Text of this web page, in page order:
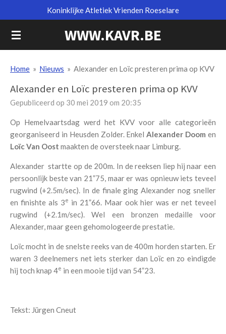
direct
naar
WWW.KAVR.BE
Koninklijke Atletiek Vrienden Roeselare
Home » Nieuws » Alexander en Loïc presteren prima op KVV
Alexander en Loïc presteren prima op KVV
Gepubliceerd op 30 mei 2019 om 20:35
Op Hemelvaartsdag werd het KVV voor alle categorieën
georganiseerd in Heusden Zolder. EnkelAlexander Doomen
Loïc Van Oost maakten de oversteek naar Limburg.
Alexander startte op de 200m. In de reeksen liep hij naar een
persoonlijk beste van 21”75, maar er was opnieuw iets teveel
rugwind (+2.5m/sec). In de finale ging Alexander nog sneller
en finishte als 3e in 21”66. Maar ook hier was er net teveel
rugwind (+2.1m/sec). Wel een bronzen medaille voor
Alexander, maar geen gehomologeerde prestatie.
Loïc mocht in de snelste reeks van de 400m horden starten. Er
waren 3 deelnemers net iets sterker dan Loïc en zo eindigde
hij toch knap 4e in een mooie tijd van 54”23.
Tekst: Jürgen Cneut